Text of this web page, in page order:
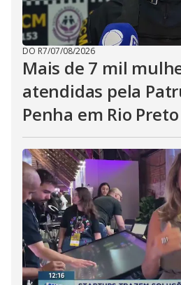
DO R7/07/08/2026
Mais de 7 mil
atendidas pela
Penha em Rio Preto